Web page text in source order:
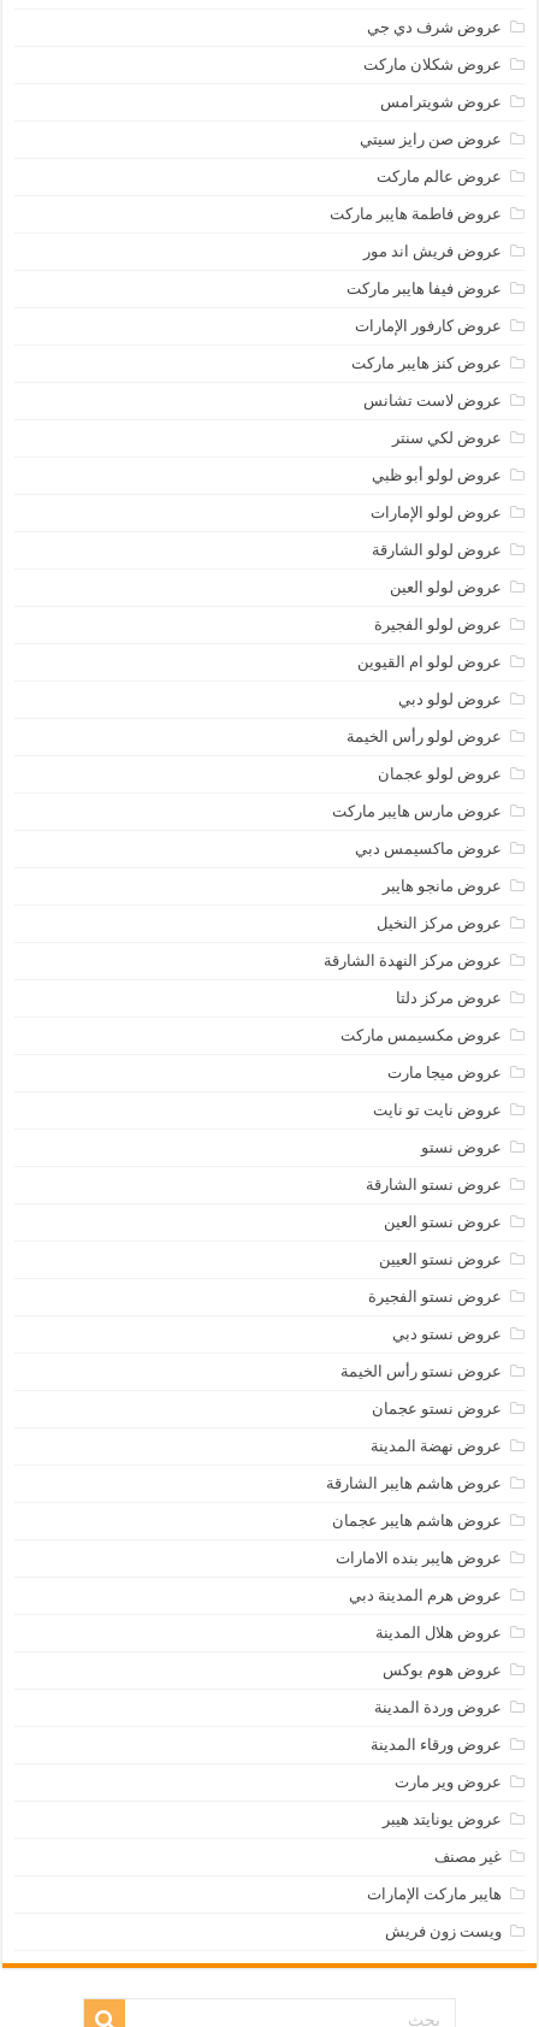
عروض شرف دي جي
عروض شكلان ماركت
عروض شويترامس
عروض صن رايز سيتي
عروض عالم ماركت
عروض فاطمة هايبر ماركت
عروض فريش اند مور
عروض فيفا هايبر ماركت
عروض كارفور الإمارات
عروض كنز هايبر ماركت
عروض لاست تشانس
عروض لكي سنتر
عروض لولو أبو ظبي
عروض لولو الإمارات
عروض لولو الشارقة
عروض لولو العين
عروض لولو الفجيرة
عروض لولو ام القيوين
عروض لولو دبي
عروض لولو رأس الخيمة
عروض لولو عجمان
عروض مارس هايبر ماركت
عروض ماكسيمس دبي
عروض مانجو هايبر
عروض مركز النخيل
عروض مركز النهدة الشارقة
عروض مركز دلتا
عروض مكسيمس ماركت
عروض ميجا مارت
عروض نايت تو نايت
عروض نستو
عروض نستو الشارقة
عروض نستو العين
عروض نستو العيين
عروض نستو الفجيرة
عروض نستو دبي
عروض نستو رأس الخيمة
عروض نستو عجمان
عروض نهضة المدينة
عروض هاشم هايبر الشارقة
عروض هاشم هايبر عجمان
عروض هايبر بنده الامارات
عروض هرم المدينة دبي
عروض هلال المدينة
عروض هوم بوكس
عروض وردة المدينة
عروض ورقاء المدينة
عروض وير مارت
عروض يونايتد هيبر
غير مصنف
هايبر ماركت الإمارات
ويست زون فريش